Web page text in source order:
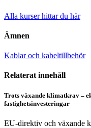
Alla kurser hittar du här
Ämnen
Kablar och kabeltillbehör
Relaterat innehåll
Trots växande klimatkrav –
fastighetsinvesteringar
EU-direktiv och växande